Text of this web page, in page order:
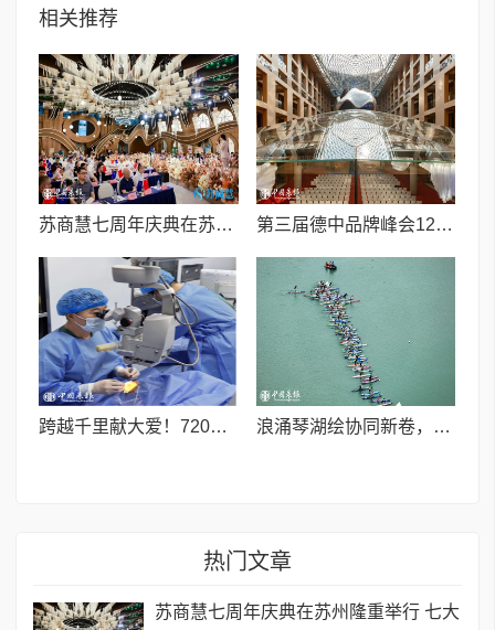
相关推荐
苏商慧七周年庆典在苏州隆重举行 七大联创共启发展新篇章 第三届德中品牌峰会12月将在柏林举办，聚焦人工智能时代品牌全球化发展
跨越千里献大爱！720光明行助力喀什150名白内障老人重获清晰视界 浪涌琴湖绘协同新卷，桨连四城启发展新篇
热门文章
苏商慧七周年庆典在苏州隆重举行 七大